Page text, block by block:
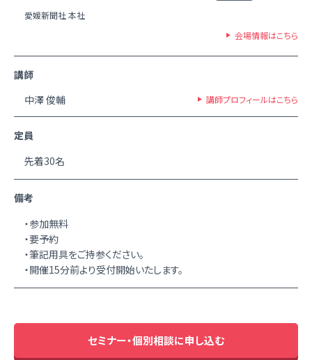
愛媛新聞社 本社
会場情報はこちら
講師
中澤 俊輔
講師プロフィールはこちら
定員
先着30名
備考
・参加無料
・要予約
・筆記用具をご持参ください。
・開催15分前より受付開始いたします。
セミナー・個別相談に申し込む